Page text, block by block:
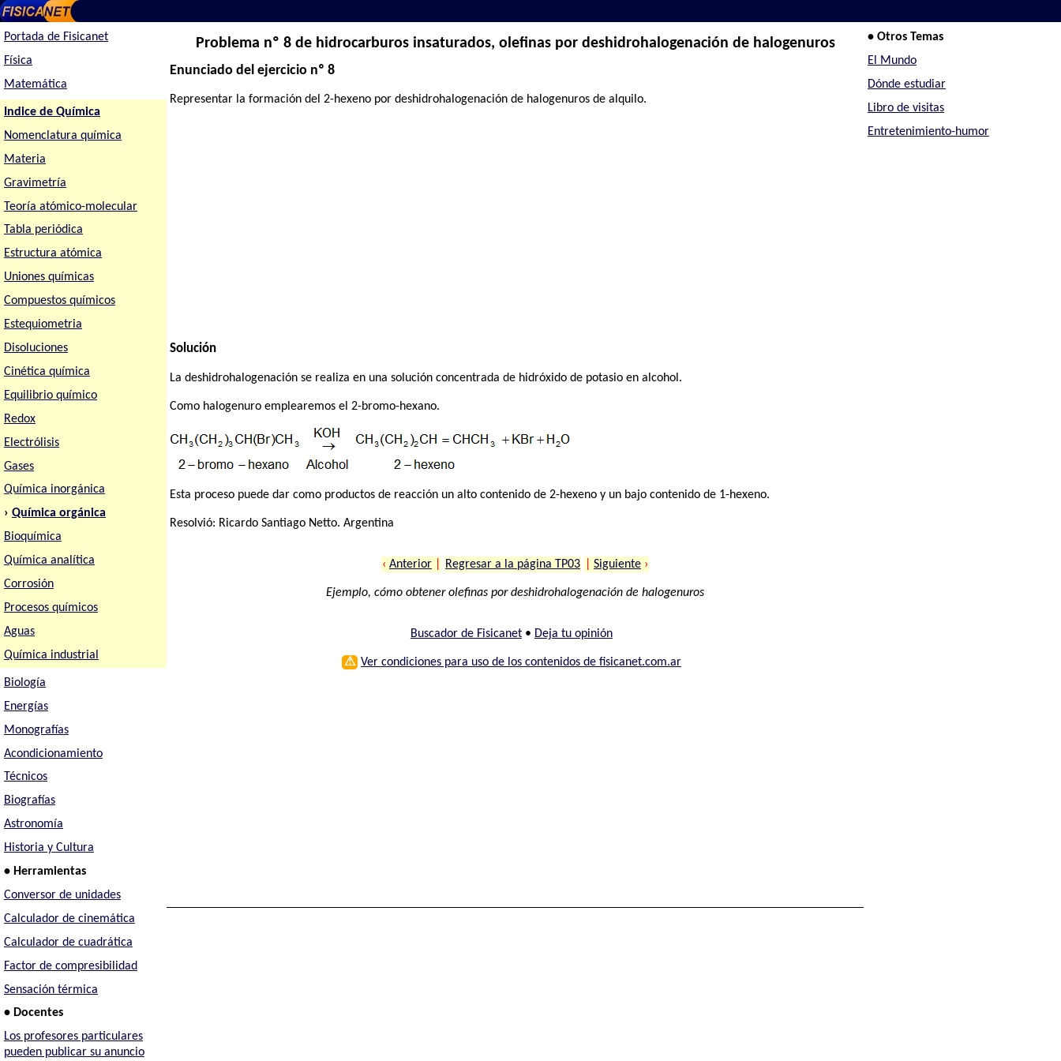
Portada de Fisicanet
Física
Matemática
Indice de Química
Nomenclatura química
Materia
Gravimetría
Teoría atómico-molecular
Tabla periódica
Estructura atómica
Uniones químicas
Compuestos químicos
Estequiometria
Disoluciones
Cinética química
Equilibrio químico
Redox
Electrólisis
Gases
Química inorgánica
› Química orgánica
Bioquímica
Química analítica
Corrosión
Procesos químicos
Aguas
Química industrial
Biología
Energías
Monografías
Acondicionamiento
Técnicos
Biografías
Astronomía
Historia y Cultura
• Herramientas
Conversor de unidades
Calculador de cinemática
Calculador de cuadrática
Factor de compresibilidad
Sensación térmica
• Docentes
Los profesores particulares
pueden publicar su anuncio
Problema nº 8 de hidrocarburos insaturados, olefinas por deshidrohalogenación de halogenuros
Enunciado del ejercicio nº 8
Representar la formación del 2-hexeno por deshidrohalogenación de halogenuros de alquilo.
Solución
La deshidrohalogenación se realiza en una solución concentrada de hidróxido de potasio en alcohol.
Como halogenuro emplearemos el 2-bromo-hexano.
Esta proceso puede dar como productos de reacción un alto contenido de 2-hexeno y un bajo contenido de 1-hexeno.
Resolvió: Ricardo Santiago Netto. Argentina
‹ Anterior Regresar a la página TP03 Siguiente ›
Ejemplo, cómo obtener olefinas por deshidrohalogenación de halogenuros
Buscador de Fisicanet• Deja tu opinión
⚠ Ver condiciones para uso de los contenidos de fisicanet.com.ar
• Otros Temas
El Mundo
Dónde estudiar
Libro de visitas
Entretenimiento-humor